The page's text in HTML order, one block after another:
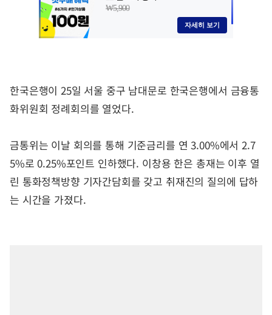
한국은행이 25일 서울 중구 남대문로 한국은행에서 금융통
화위원회 정례회의를 열었다.
금통위는 이날 회의를 통해 기준금리를 연 3.00%에서 2.7
5%로 0.25%포인트 인하했다. 이창용 한은 총재는 이후 열
린 통화정책방향 기자간담회를 갖고 취재진의 질의에 답하
는 시간을 가졌다.